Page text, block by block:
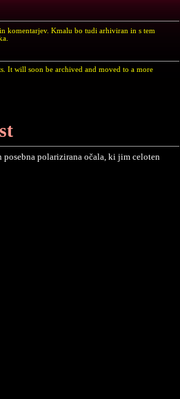
komentarjev. Kmalu bo tudi arhiviran in s tem
It will soon be archived and moved to a more
polarizirana očala, ki jim celoten